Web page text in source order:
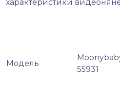
характеристики
Модель
55931